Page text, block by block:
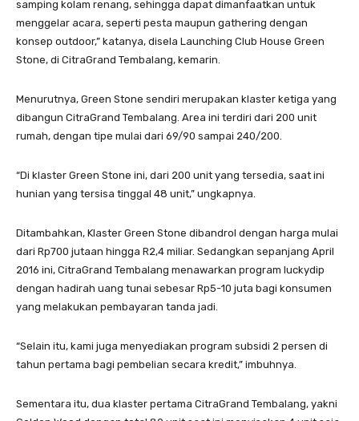
samping kolam renang, sehingga dapat dimanfaatkan untuk
menggelar acara, seperti pesta maupun gathering dengan
konsep outdoor,” katanya, disela Launching Club House Green
Stone, di CitraGrand Tembalang, kemarin.
Menurutnya, Green Stone sendiri merupakan klaster ketiga yang
dibangun CitraGrand Tembalang. Area ini terdiri dari 200 unit
rumah, dengan tipe mulai dari 69/90 sampai 240/200.
“Di klaster Green Stone ini, dari 200 unit yang tersedia, saat ini
hunian yang tersisa tinggal 48 unit,” ungkapnya.
Ditambahkan, Klaster Green Stone dibandrol dengan harga mulai
dari Rp700 jutaan hingga R2,4 miliar. Sedangkan sepanjang April
2016 ini, CitraGrand Tembalang menawarkan program luckydip
dengan hadirah uang tunai sebesar Rp5-10 juta bagi konsumen
yang melakukan pembayaran tanda jadi.
“Selain itu, kami juga menyediakan program subsidi 2 persen di
tahun pertama bagi pembelian secara kredit,” imbuhnya.
Sementara itu, dua klaster pertama CitraGrand Tembalang, yakni